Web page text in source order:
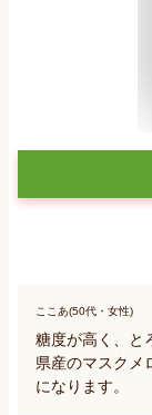
ここあ(50代・女性)
糖度が高く、と
県産のマスクメ
になります。